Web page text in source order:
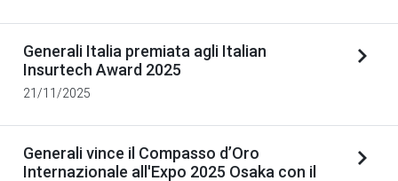
Generali Italia premiata agli Italian
Insurtech Award 2025
21/11/2025
Generali vince il Compasso d’Oro
Internazionale all'Expo 2025 Osaka con il